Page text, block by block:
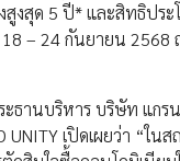
สูงสุด 5 ปี* และสิทธิปร
– 24 กันยายน 2568
านบริหาร บริษัท แกร
UNITY เปิดเผยว่า “ใ